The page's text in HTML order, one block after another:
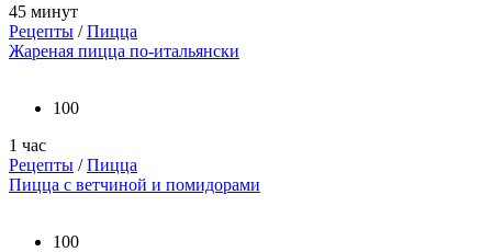
45 минут
Рецепты /Пицца
Жареная пицца по-итальянски
100
1 час
Рецепты /Пицца
Пицца с ветчиной и помидорами
100